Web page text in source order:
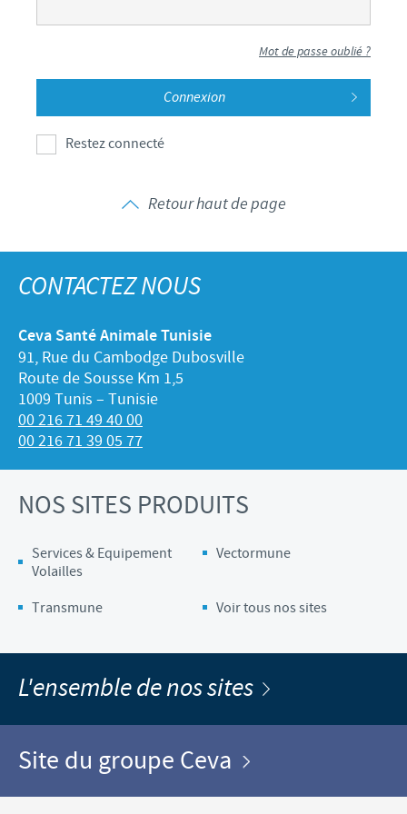
Mot de passe oublié ?
Restez connecté
Retour haut de page
CONTACTEZ NOUS
Ceva Santé Animale Tunisie
91, Rue du Cambodge Dubosville
Route de Sousse Km 1,5
1009 Tunis – Tunisie
00 216 71 49 40 00
00 216 71 39 05 77
NOS SITES PRODUITS
Services & Equipement
Volailles
Vectormune
Transmune Voir tous nos sites
L'ensemble de nos sites
Site du groupe Ceva